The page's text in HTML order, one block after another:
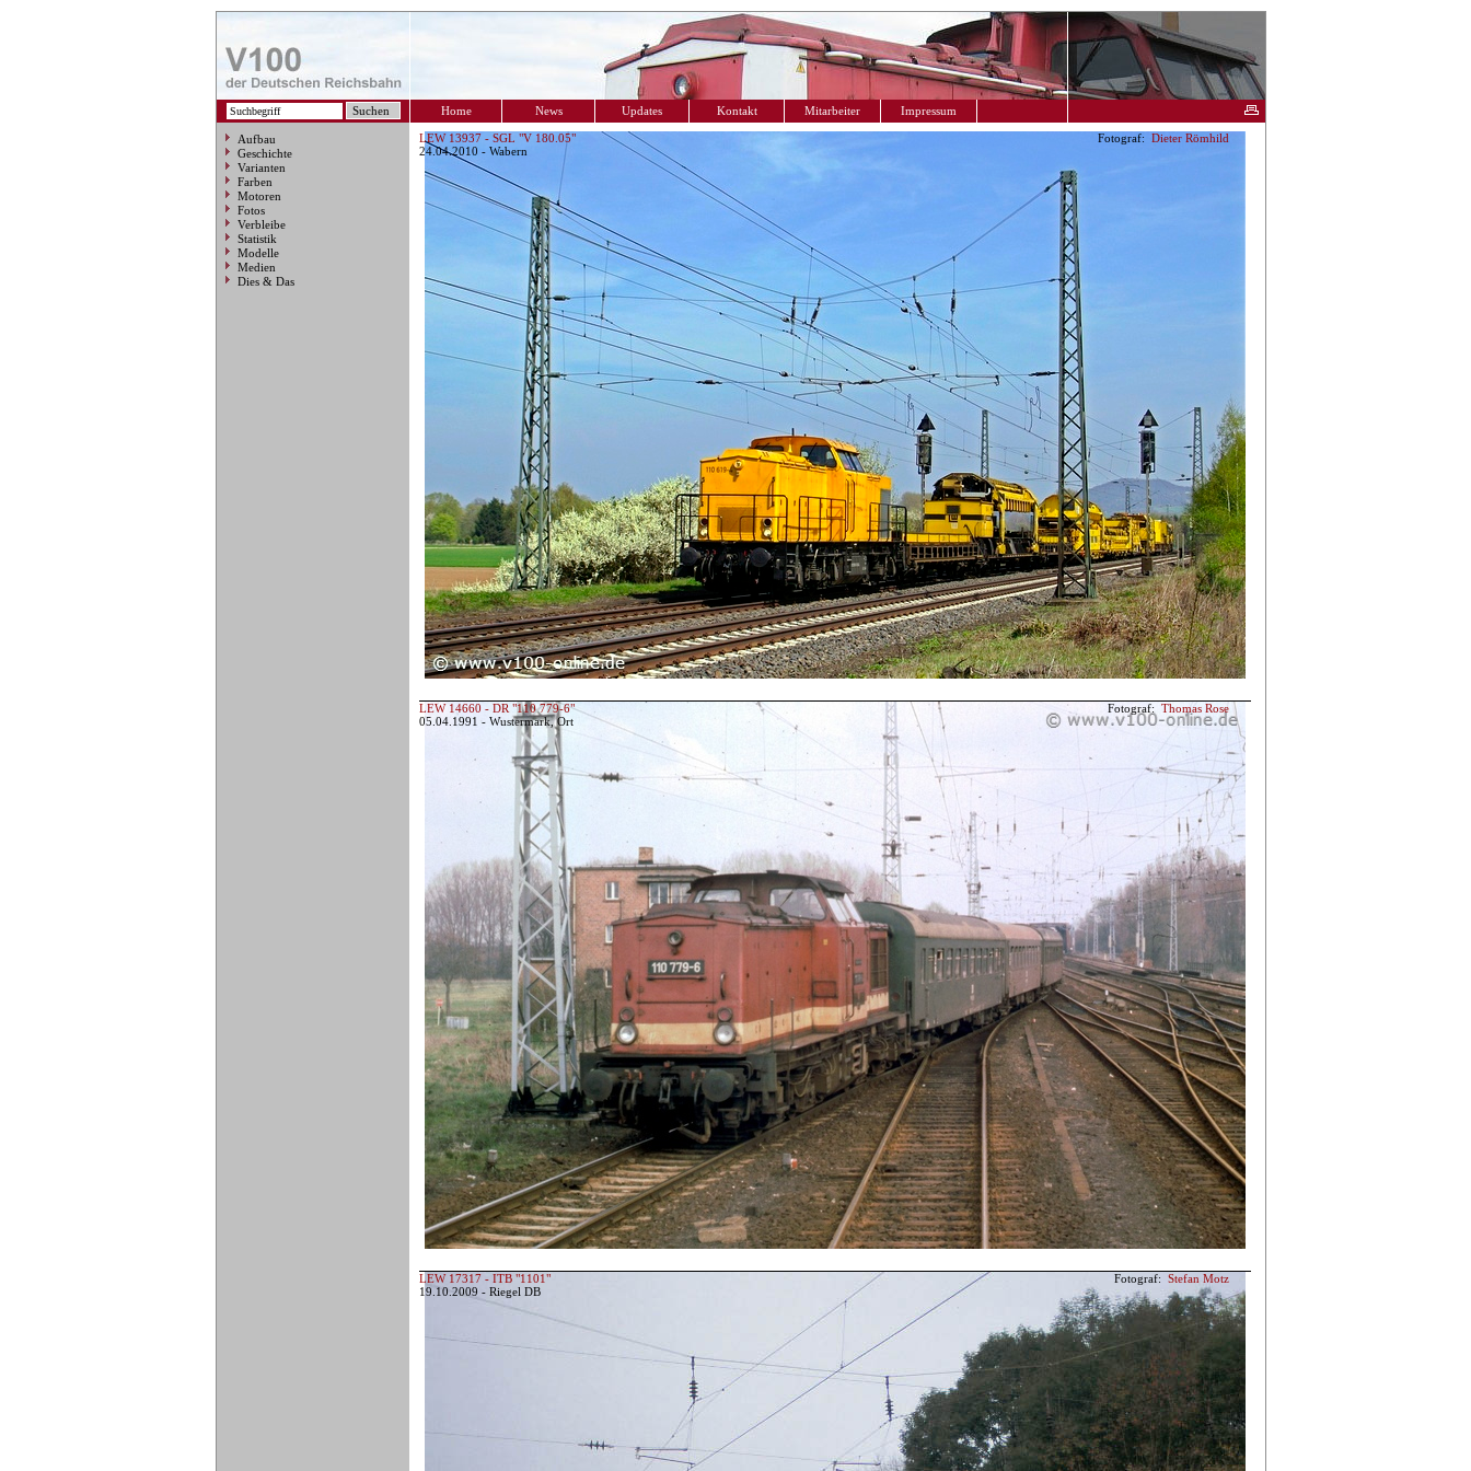
Home News Updates Kontakt Mitarbeiter Impressum
Aufbau
Geschichte
Varianten
Farben
Motoren
Fotos
Verbleibe
Statistik
Modelle
Medien
Dies & Das
LEW 13937 - SGL "V 180.05"
24.04.2010 - Wabern
Fotograf: Dieter Römhild
LEW 14660 - DR "110 779-6"
05.04.1991 - Wustermark, Ort
Fotograf: Thomas Rose
LEW 17317 - ITB "1101"
19.10.2009 - Riegel DB
Fotograf: Stefan Motz